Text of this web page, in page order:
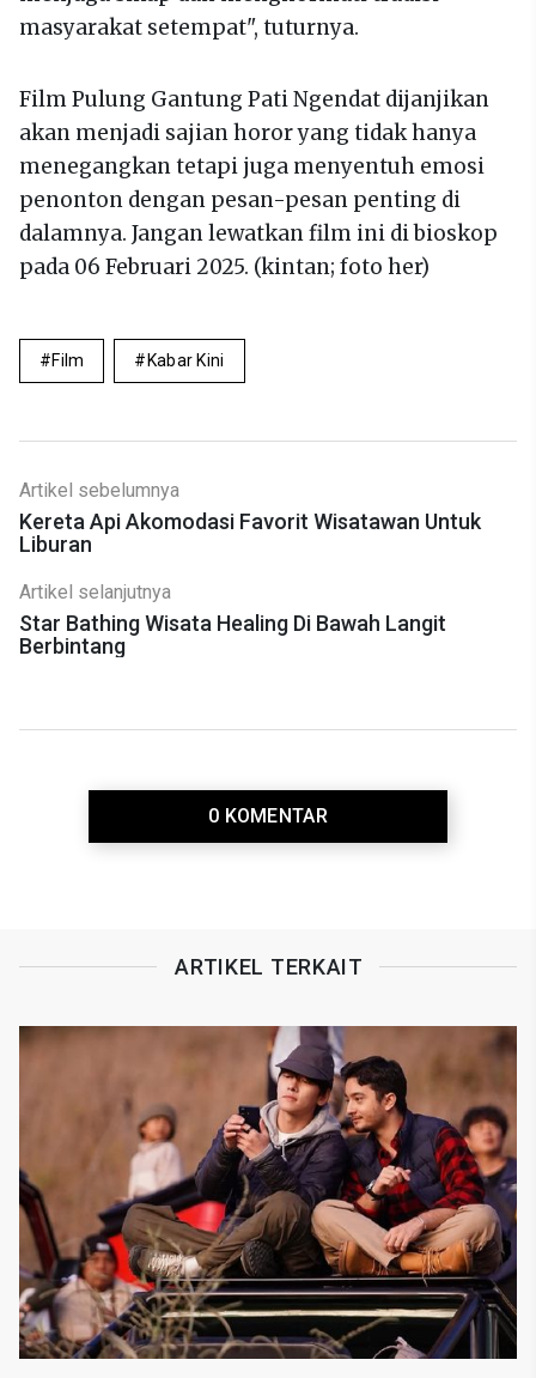
masyarakat setempat", tuturnya.
Film Pulung Gantung Pati Ngendat dijanjikan
akan menjadi sajian horor yang tidak hanya
menegangkan tetapi juga menyentuh emosi
penonton dengan pesan-pesan penting di
dalamnya. Jangan lewatkan film ini di bioskop
pada 06 Februari 2025. (kintan; foto her)
Film Kabar Kini
Artikel sebelumnya
Kereta Api Akomodasi Favorit Wisatawan Untuk
Liburan
Artikel selanjutnya
Star Bathing Wisata Healing Di Bawah Langit
Berbintang
0 KOMENTAR
ARTIKEL TERKAIT